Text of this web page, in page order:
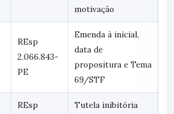
motivação
REsp
2.066.843-
PE
Emenda à inicial,
data de
propositura e Tema
69/STF
REsp
Tutela inibitória